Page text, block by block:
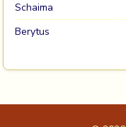
Schaima
Berytus